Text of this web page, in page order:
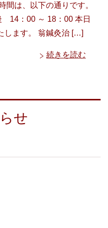
間は、以下の通りです。
14：00 ～ 18：00 本日
します。 翁鍼灸治 […]
続きを読む
らせ